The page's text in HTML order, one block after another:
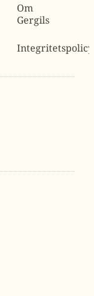
Om
Gergils
Integritetspolicy